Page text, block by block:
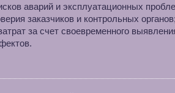
аварий и эксплуатационных
заказчиков и контрольных
за счет своевременного